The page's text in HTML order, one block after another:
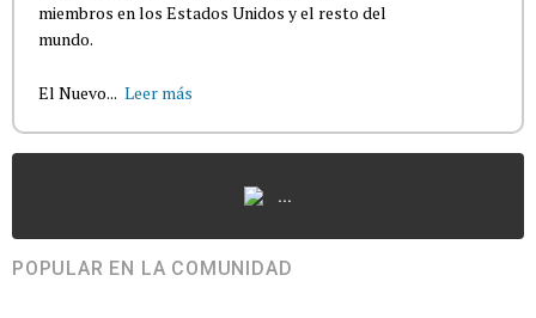
miembros en los Estados Unidos y el resto del
mundo.
El Nuevo... Leer más
...
POPULAR EN LA COMUNIDAD